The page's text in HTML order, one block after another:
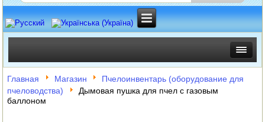
ИНКУБАТОРЫ
ЗЕРНОДРОБИЛКИ
Главная Магазин
Пчелоинвентарь (оборудование для
пчеловодства)
Дымовая пушка для пчел с газовым
баллоном